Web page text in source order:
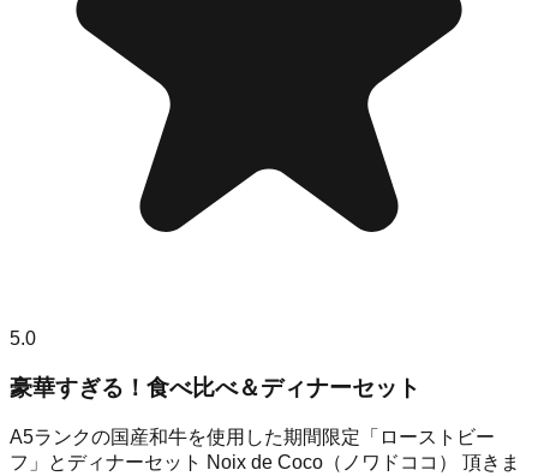
5.0
豪華すぎる！食べ比べ＆ディナーセット
A5ランクの国産和牛を使用した期間限定「ローストビー
フ」とディナーセット Noix de Coco（ノワドココ） 頂きま